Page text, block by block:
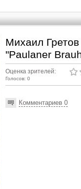
Михаил
"Paulaner
Оценка зрителей:
Голосов: 0
Комментариев 0